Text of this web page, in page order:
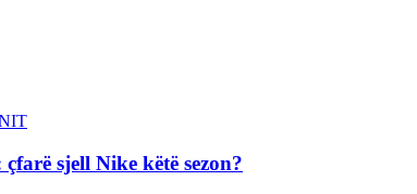
sjell Nike këtë sezon?